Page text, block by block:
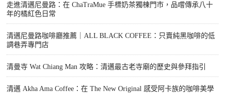
走進清邁尼曼路：在 ChaTraMue 手標奶茶獨棟門市，品嚐傳承八十
年的橘紅色日常
清邁尼曼路咖啡廳推薦｜ALL BLACK COFFEE：只賣純黑咖啡的低
調巷弄專門店
清曼寺 Wat Chiang Man 攻略：清邁最古老寺廟的歷史與參拜指引
清邁 Akha Ama Coffee：在 The New Original 感受阿卡族的咖啡美學